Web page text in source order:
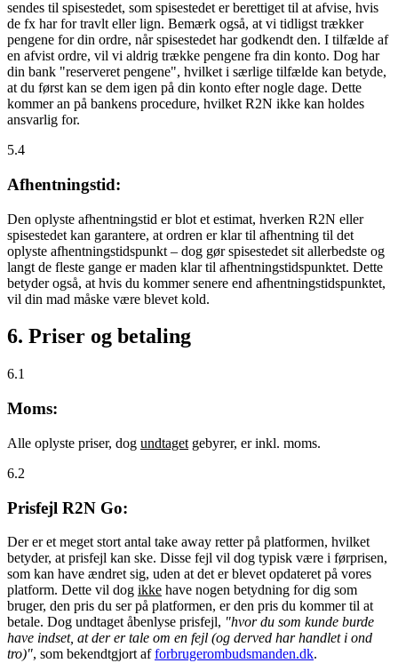
sendes til spisestedet, som spisestedet er berettiget til at afvise, hvis
de fx har for travlt eller lign. Bemærk også, at vi tidligst trækker
pengene for din ordre, når spisestedet har godkendt den. I tilfælde af
en afvist ordre, vil vi aldrig trække pengene fra din konto. Dog har
din bank "reserveret pengene", hvilket i særlige tilfælde kan betyde,
at du først kan se dem igen på din konto efter nogle dage. Dette
kommer an på bankens procedure, hvilket R2N ikke kan holdes
ansvarlig for.
5.4
Afhentningstid:
Den oplyste afhentningstid er blot et estimat, hverken R2N eller
spisestedet kan garantere, at ordren er klar til afhentning til det
oplyste afhentningstidspunkt – dog gør spisestedet sit allerbedste og
langt de fleste gange er maden klar til afhentningstidspunktet. Dette
betyder også, at hvis du kommer senere end afhentningstidspunktet,
vil din mad måske være blevet kold.
6. Priser og betaling
6.1
Moms:
Alle oplyste priser, dog undtaget gebyrer, er inkl. moms.
6.2
Prisfejl R2N Go:
Der er et meget stort antal take away retter på platformen, hvilket
betyder, at prisfejl kan ske. Disse fejl vil dog typisk være i førprisen,
som kan have ændret sig, uden at det er blevet opdateret på vores
platform. Dette vil dog ikke have nogen betydning for dig som
bruger, den pris du ser på platformen, er den pris du kommer til at
betale. Dog undtaget åbenlyse prisfejl, "hvor du som kunde burde
have indset, at der er tale om en fejl (og derved har handlet i ond
tro)", som bekendtgjort afforbrugerombudsmanden.dk.